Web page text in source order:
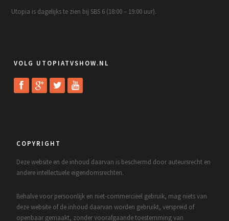
Utopia is dagelijks te zien bij SBS 6 (18:00 – 19:00 uur).
VOLG UTOPIATVSHOW.NL
COPYRIGHT
Deze website en de inhoud daarvan is beschermd door auteursrecht en
andere intellectuele eigendomsrechten.
Behalve voor persoonlijk en niet-commercieel gebruik, mag niets van
deze website of de inhoud daarvan worden gebruikt, verspreid of
openbaar gemaakt, zonder voorafgaande toestemming van